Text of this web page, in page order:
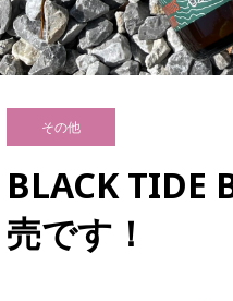
その他
BLACK TIDE
売です！